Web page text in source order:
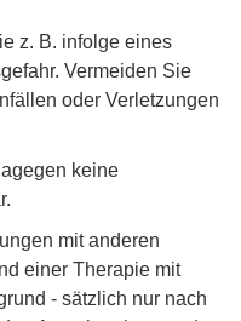
z. B. infolge eines
Vermeiden Sie
oder Verletzungen
keine
mit anderen
einer Therapie mit
- sätzlich nur nach